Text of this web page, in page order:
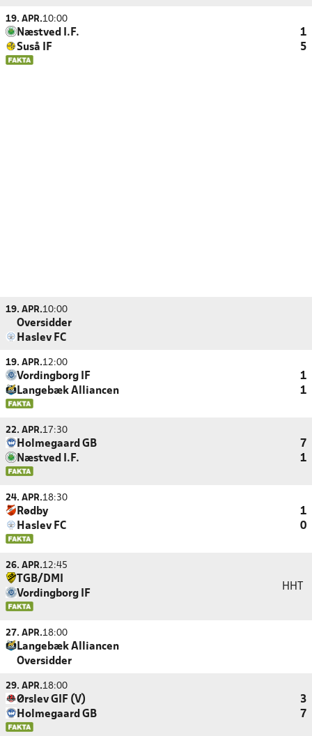
19. APR.10:00
Næstved I.F.
1
Suså IF
5
19. APR.10:00
Oversidder
Haslev FC
19. APR.12:00
Vordingborg IF
1
Langebæk Alliancen
1
22. APR.17:30
Holmegaard GB
7
Næstved I.F.
1
24. APR.18:30
Rødby
1
Haslev FC
0
26. APR.12:45
TGB/DMI
Vordingborg IF
HHT
27. APR.18:00
Langebæk Alliancen
Oversidder
29. APR.18:00
Ørslev GIF (V)
3
Holmegaard GB
7